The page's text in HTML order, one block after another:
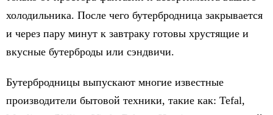
холодильника. После чего бутербродница закрывается
и через пару минут к завтраку готовы хрустящие и
вкусные бутерброды или сэндвичи.
Бутербродницы выпускают многие известные
производители бытовой техники, такие как: Tefal,